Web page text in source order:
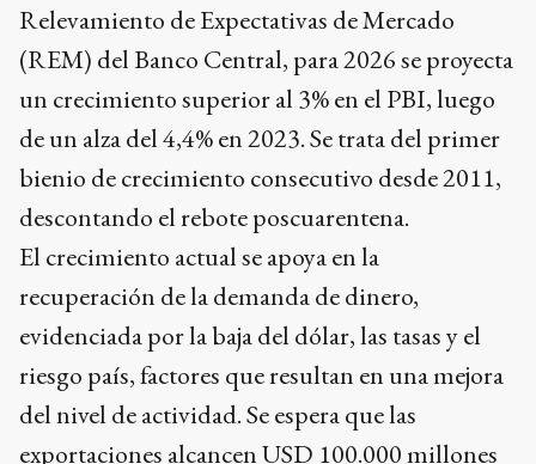
Relevamiento de Expectativas de Mercado
(REM) del Banco Central, para 2026 se proyecta
un crecimiento superior al 3% en el PBI, luego
de un alza del 4,4% en 2023. Se trata del primer
bienio de crecimiento consecutivo desde 2011,
descontando el rebote poscuarentena.
El crecimiento actual se apoya en la
recuperación de la demanda de dinero,
evidenciada por la baja del dólar, las tasas y el
riesgo país, factores que resultan en una mejora
del nivel de actividad. Se espera que las
exportaciones alcancen USD 100.000 millones